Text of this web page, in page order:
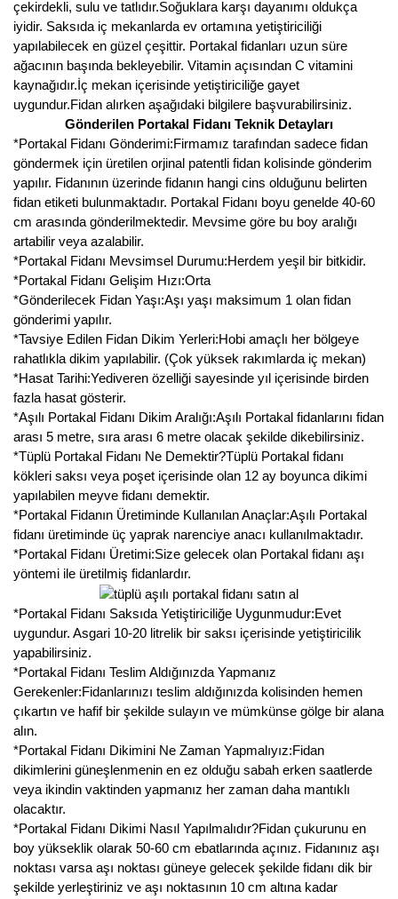
çekirdekli, sulu ve tatlıdır.Soğuklara karşı dayanımı oldukça
iyidir. Saksıda iç mekanlarda ev ortamına yetiştiriciliği
yapılabilecek en güzel çeşittir. Portakal fidanları uzun süre
ağacının başında bekleyebilir. Vitamin açısından C vitamini
kaynağıdır.İç mekan içerisinde yetiştiriciliğe gayet
uygundur.Fidan alırken aşağıdaki bilgilere başvurabilirsiniz.
Gönderilen Portakal Fidanı Teknik Detayları
*Portakal Fidanı Gönderimi:Firmamız tarafından sadece fidan
göndermek için üretilen orjinal patentli fidan kolisinde gönderim
yapılır. Fidanının üzerinde fidanın hangi cins olduğunu belirten
fidan etiketi bulunmaktadır. Portakal Fidanı boyu genelde 40-60
cm arasında gönderilmektedir. Mevsime göre bu boy aralığı
artabilir veya azalabilir.
*Portakal Fidanı Mevsimsel Durumu:Herdem yeşil bir bitkidir.
*Portakal Fidanı Gelişim Hızı:Orta
*Gönderilecek Fidan Yaşı:Aşı yaşı maksimum 1 olan fidan
gönderimi yapılır.
*Tavsiye Edilen Fidan Dikim Yerleri:Hobi amaçlı her bölgeye
rahatlıkla dikim yapılabilir. (Çok yüksek rakımlarda iç mekan)
*Hasat Tarihi:Yediveren özelliği sayesinde yıl içerisinde birden
fazla hasat gösterir.
*Aşılı Portakal Fidanı Dikim Aralığı:Aşılı Portakal fidanlarını fidan
arası 5 metre, sıra arası 6 metre olacak şekilde dikebilirsiniz.
*Tüplü Portakal Fidanı Ne Demektir?Tüplü Portakal fidanı
kökleri saksı veya poşet içerisinde olan 12 ay boyunca dikimi
yapılabilen meyve fidanı demektir.
*Portakal Fidanın Üretiminde Kullanılan Anaçlar:Aşılı Portakal
fidanı üretiminde üç yaprak narenciye anacı kullanılmaktadır.
*Portakal Fidanı Üretimi:Size gelecek olan Portakal fidanı aşı
yöntemi ile üretilmiş fidanlardır.
*Portakal Fidanı Saksıda Yetiştiriciliğe Uygunmudur:Evet
uygundur. Asgari 10-20 litrelik bir saksı içerisinde yetiştiricilik
yapabilirsiniz.
*Portakal Fidanı Teslim Aldığınızda Yapmanız
Gerekenler:Fidanlarınızı teslim aldığınızda kolisinden hemen
çıkartın ve hafif bir şekilde sulayın ve mümkünse gölge bir alana
alın.
*Portakal Fidanı Dikimini Ne Zaman Yapmalıyız:Fidan
dikimlerini güneşlenmenin en ez olduğu sabah erken saatlerde
veya ikindin vaktinden yapmanız her zaman daha mantıklı
olacaktır.
*Portakal Fidanı Dikimi Nasıl Yapılmalıdır?Fidan çukurunu en
boy yükseklik olarak 50-60 cm ebatlarında açınız. Fidanınız aşı
noktası varsa aşı noktası güneye gelecek şekilde fidanı dik bir
şekilde yerleştiriniz ve aşı noktasının 10 cm altına kadar